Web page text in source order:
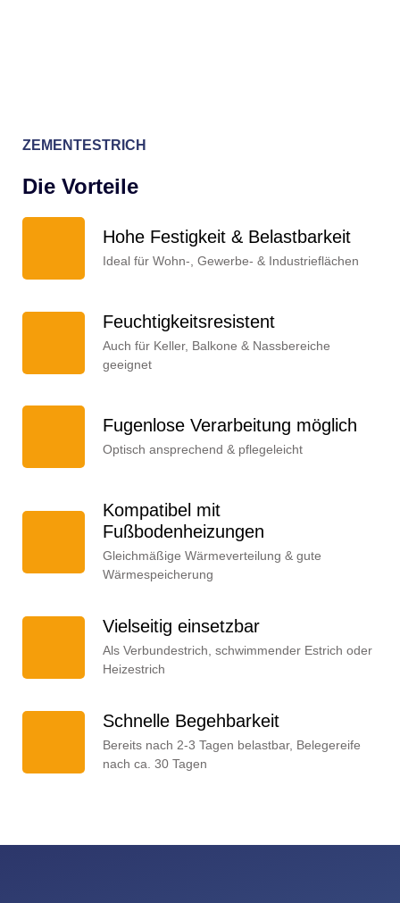
ZEMENTESTRICH
Die Vorteile
Hohe Festigkeit & Belastbarkeit
Ideal für Wohn-, Gewerbe- & Industrieflächen
Feuchtigkeitsresistent
Auch für Keller, Balkone & Nassbereiche
geeignet
Fugenlose Verarbeitung möglich
Optisch ansprechend & pflegeleicht
Kompatibel mit
Fußbodenheizungen
Gleichmäßige Wärmeverteilung & gute
Wärmespeicherung
Vielseitig einsetzbar
Als Verbundestrich, schwimmender Estrich oder
Heizestrich
Schnelle Begehbarkeit
Bereits nach 2-3 Tagen belastbar, Belegereife
nach ca. 30 Tagen